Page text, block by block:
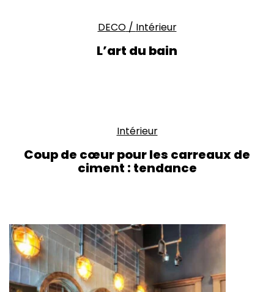
DECO/ Intérieur
L’art du bain
Intérieur
Coup de cœur pour les carreaux de
ciment : tendance